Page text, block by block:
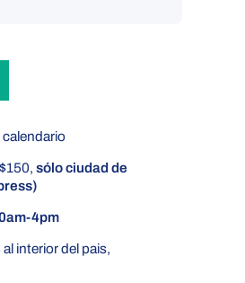
calendario
sólo ciudad de
4pm
interior del pais,